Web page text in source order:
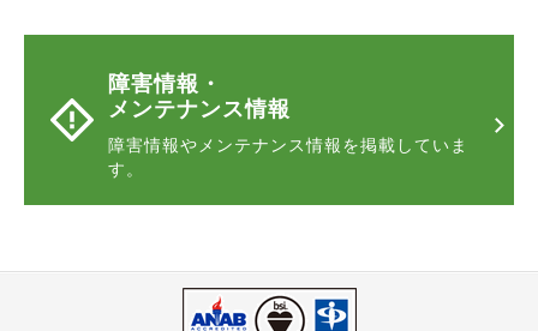
障害情報・
メンテナンス情報
障害情報やメンテナンス情報を掲載していま
す。